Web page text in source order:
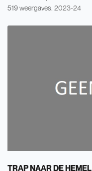
519 weergaves. 2023-24
TRAP NAAR DE HEMEL